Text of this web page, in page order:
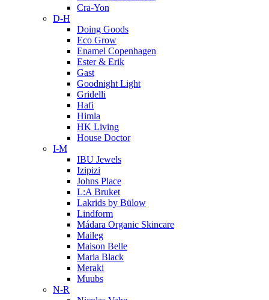
Cra-Yon
D-H
Doing Goods
Eco Grow
Enamel Copenhagen
Ester & Erik
Gast
Goodnight Light
Gridelli
Hafi
Himla
HK Living
House Doctor
I-M
IBU Jewels
Izipizi
Johns Place
L:A Bruket
Lakrids by Bülow
Lindform
Mádara Organic Skincare
Maileg
Maison Belle
Maria Black
Meraki
Muubs
N-R